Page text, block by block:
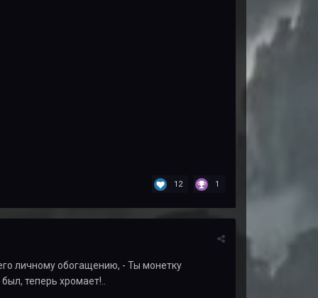
12 1
личному обогащению, - Ты монетку
теперь хромает!..